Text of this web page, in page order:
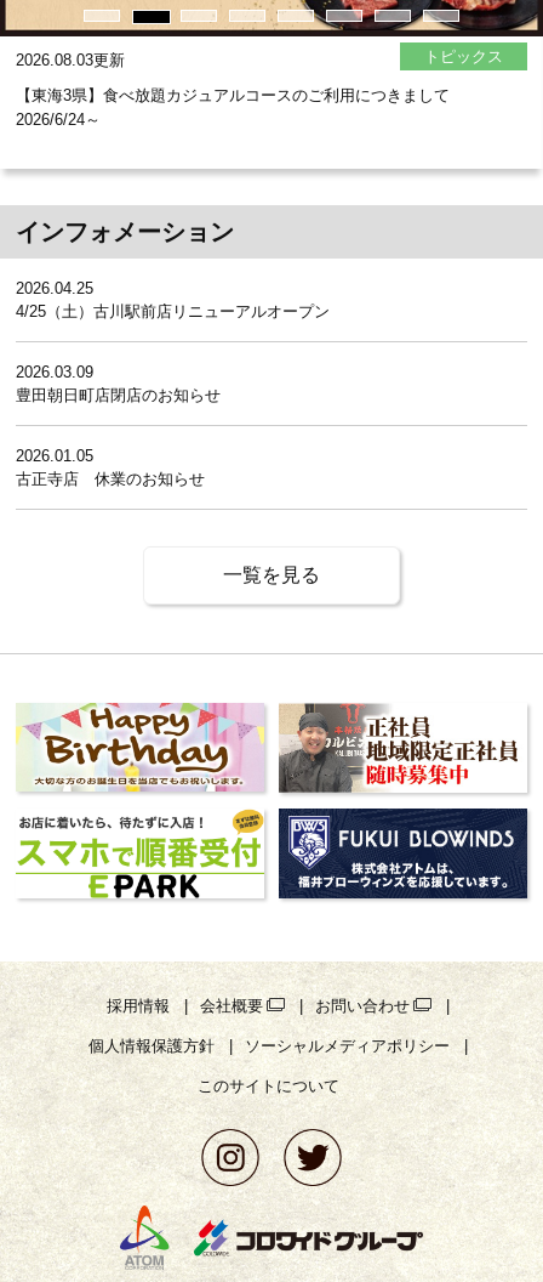
2026.08.03更新
【東海3県】食べ放題カジュアルコースのご利用につきまして
2026/6/24～
インフォメーション
2026.04.25
4/25（土）古川駅前店リニューアルオープン
2026.03.09
豊田朝日町店閉店のお知らせ
2026.01.05
古正寺店 休業のお知らせ
一覧を見る
採用情報 会社概要 お問い合わせ
個人情報保護方針 ソーシャルメディアポリシー
このサイトについて